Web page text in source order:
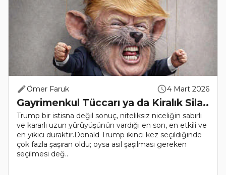
Ömer Faruk 4 Mart 2026
Gayrimenkul Tüccarı ya da Kiralık Sila..
Trump bir istisna değil sonuç, niteliksiz niceliğin sabırlı
ve kararlı uzun yürüyüşünün vardığı en son, en etkili ve
en yıkıcı duraktır.Donald Trump ikinci kez seçildiğinde
çok fazla şaşıran oldu; oysa asıl şaşılması gereken
seçilmesi değ..